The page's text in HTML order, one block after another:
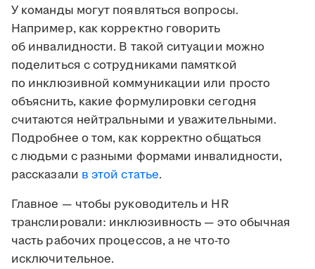
У команды могут появляться вопросы.
Например, как корректно говорить
об инвалидности. В такой ситуации можно
поделиться с сотрудниками памяткой
по инклюзивной коммуникации или просто
объяснить, какие формулировки сегодня
считаются нейтральными и уважительными.
Подробнее о том, как корректно общаться
с людьми с разными формами инвалидности,
рассказали в этой статье.
Главное — чтобы руководитель и HR
транслировали: инклюзивность — это обычная
часть рабочих процессов, а не что-то
исключительное.